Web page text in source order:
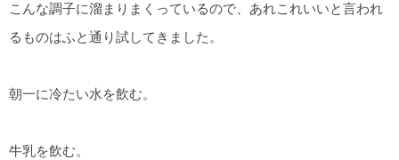
こんな調子に溜まりまくっているので、あれこれいいと言われ
るものはふと通り試してきました。
朝一に冷たい水を飲む。
牛乳を飲む。